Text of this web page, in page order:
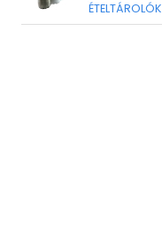
ÉTELTÁROLÓK